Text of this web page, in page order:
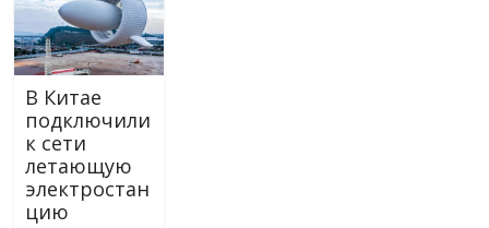
В Китае
подключили
к сети
летающую
электростан
цию